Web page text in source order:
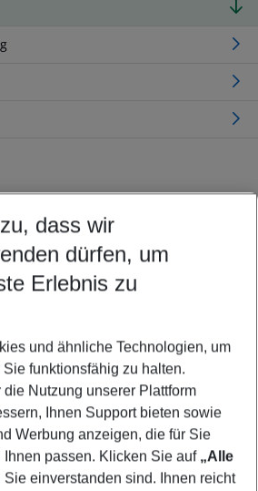
nach Ihren Wünschen
5-8 Nächte
Keine Kinder
Filter anzeigen
dass wir
dürfen, um
Erlebnis zu
und ähnliche Technologien, um
funktionsfähig zu halten.
Nutzung unserer Plattform
Ihnen Support bieten sowie
Werbung anzeigen, die für Sie
Ihnen passen. Klicken Sie auf „Alle
Sie einverstanden sind. Ihnen reicht